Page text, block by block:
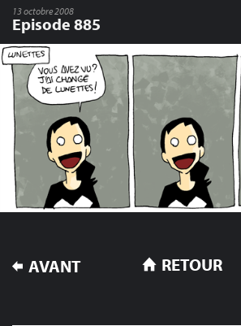
13 octobre 2008
Episode 885
NAVIGATION
DE
AVANT RETOUR